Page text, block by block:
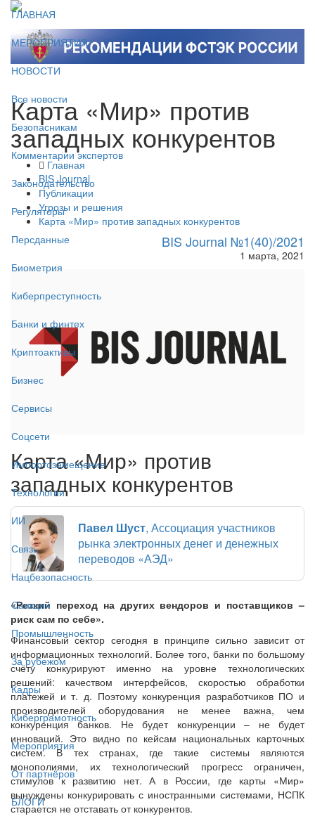
ГЛАВНАЯ
МЕРОПРИЯТИЯ
НОВОСТИ
Все новости
Безопасникам
Комментарии экспертов
Законодательство
Регуляторы
Персданные
Биометрия
Киберпреступность
Банки и финтех
Криптоактивы
Бизнес
Сервисы
Соцсети
Импортозамещение
Технологии
ИИ
Связь
Нацбезопасность
Санкции
Промышленность
За рубежом
Кадры
Киберграмотность
Мероприятия
От партнёров
БЛОГИ
Карта «Мир» против
западных конкурентов
Главная
BIS Journal
Публикации
Угрозы и решения
Карта «Мир» против западных конкурентов
BIS Journal №1(40)/2021
1 марта, 2021
Карта «Мир» против
западных конкурентов
Павел Шуст, Ассоциация участников
рынка электронных денег и денежных
переводов «АЭД»
«Резкий переход на других вендоров и поставщиков –
риск сам по себе».
Финансовый сектор сегодня в принципе сильно зависит от
информационных технологий. Более того, банки по большому
счёту конкурируют именно на уровне технологических
решений: качеством интерфейсов, скоростью обработки
платежей и т. д. Поэтому конкуренция разработчиков ПО и
производителей оборудования не менее важна, чем
конкуренция банков. Не будет конкуренции – не будет
инноваций. Это видно по кейсам национальных карточных
систем. В тех странах, где такие системы являются
монополиями, их технологический прогресс ограничен,
стимулов к развитию нет. А в России, где карты «Мир»
вынуждены конкурировать с иностранными системами, НСПК
старается не отставать от конкурентов.